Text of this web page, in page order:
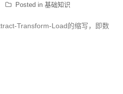
Posted in 基础知识
Transform-Load的缩写，即数